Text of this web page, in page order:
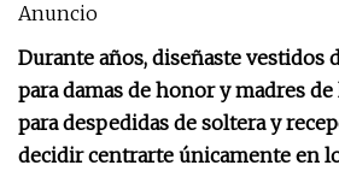
Anuncio
Durante años, diseñaste vestidos
para damas de honor y madres
para despedidas de soltera y
decidir centrarte únicamente en